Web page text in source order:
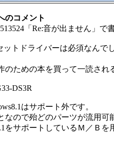
のコメント
「Re:音が出ません」で
ットドライバーは必須なんで
のための本を買って一読され
DS3R
はサポート外です。
なので殆どのパーツが流用可
をサポートしているＭ／Ｂを